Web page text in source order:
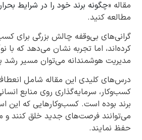
مقاله «چگونه برند خود را در شرایط
مطالعه کنید.
گرانی‌های بی‌وقفه چالش بزرگی برای
کرده‌اند، اما تجربه نشان می‌دهد که با
مدیریت هوشمندانه می‌توان مسیر رشد
درس‌های کلیدی این مقاله شامل
کسب‌وکار، سرمایه‌گذاری روی منابع
برند بوده است. کسب‌وکارهایی که این
می‌توانند فرصت‌های جدید خلق کنند و
حفظ نمایند.